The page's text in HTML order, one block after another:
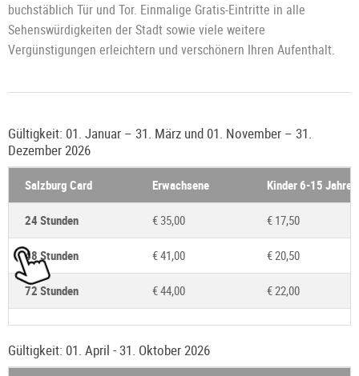
buchstäblich Tür und Tor. Einmalige Gratis-Eintritte in alle
Sehenswürdigkeiten der Stadt sowie viele weitere
Vergünstigungen erleichtern und verschönern Ihren Aufenthalt.
Gültigkeit: 01. Januar – 31. März und 01. November – 31.
Dezember 2026
Salzburg Card Erwachsene Kinder 6-15 Jahre*
24 Stunden € 35,00 € 17,50
48 Stunden € 41,00 € 20,50
72 Stunden € 44,00 € 22,00
Gültigkeit: 01. April - 31. Oktober 2026